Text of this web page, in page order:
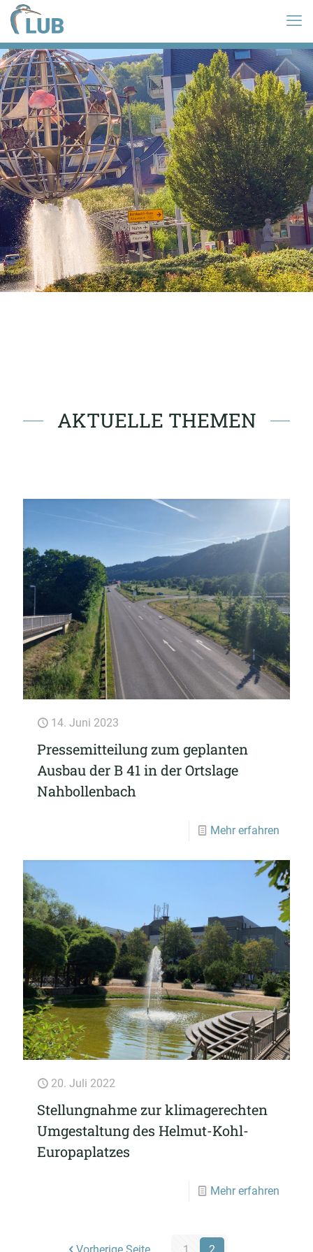
AKTUELLE THEMEN
14. Juni 2023
Pressemitteilung zum geplanten
Ausbau der B 41 in der Ortslage
Nahbollenbach
Mehr erfahren
20. Juli 2022
Stellungnahme zur klimagerechten
Umgestaltung des Helmut-Kohl-
Europaplatzes
Mehr erfahren